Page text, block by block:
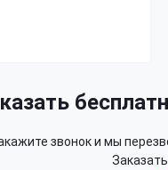
звонок и мы